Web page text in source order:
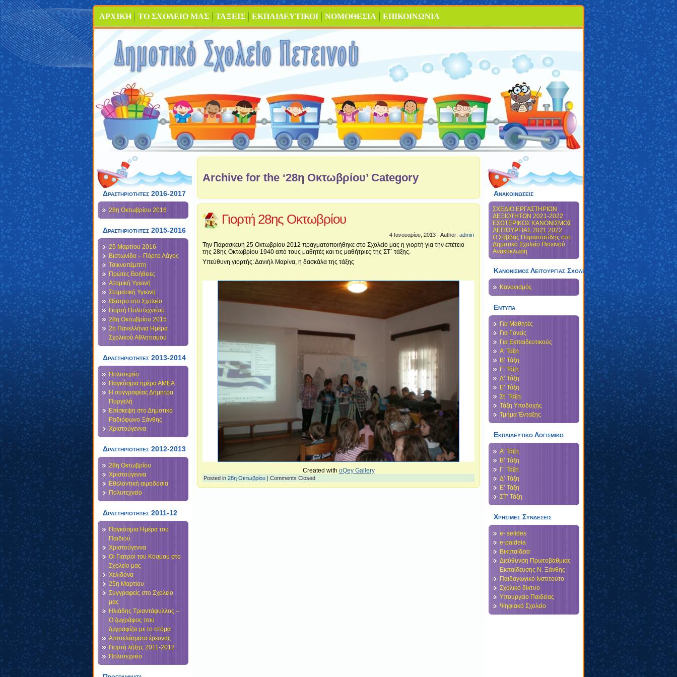
ΑΡΧΙΚΗ ΤΟ ΣΧΟΛΕΙΟ ΜΑΣ ΤΑΞΕΙΣ ΕΚΠΑΙΔΕΥΤΙΚΟΙ ΝΟΜΟΘΕΣΙΑ ΕΠΙΚΟΙΝΩΝΙΑ
Δραστηριότητες 2016-2017
28η Οκτωβρίου 2016
Δραστηριότητες 2015-2016
25 Μαρτίου 2016
Βιστωνίδα – Πόρτο Λάγος
Τσικνοπέμπτη
Πρώτες Βοήθειες
Ατομική Υγιεινή
Στοματική Υγιεινή
Θέατρο στο Σχολείο
Γιορτή Πολυτεχνείου
28η Οκτωβρίου 2015
2η Πανελλήνια Ημέρα
Σχολικού Αθλητισμού
Δραστηριότητες 2013-2014
Πολυτεχείο
Παγκόσμια ημέρα ΑΜΕΑ
Η συγγραφέας Δήμητρα
Πυργελή
Επίσκεψη στο Δημοτικό
Ραδιόφωνο Ξάνθης
Χριστούγεννα
Δραστηριοτητες 2012-2013
28η Οκτωβρίου
Χριστούγεννα
Εθελοντική αιμοδοσία
Πολυτεχνείο
Δραστηριοτητες 2011-12
Παγκόσμια Ημέρα του
Παιδιού
Χριστούγεννα
Οι Γιατροί του Κόσμου στο
Σχολείο μας
Χελιδόνα
25η Μαρτίου
Συγγραφείς στο Σχολείο
μας
Ηλιάδης Τριαντάφυλλος –
Ο ζωγράφος που
ζωγραφίζει με το στόμα
Αποτελέσματα έρευνας
Γιορτή λήξης 2011-2012
Πολυτεχνείο
Archive for the ‘28η Οκτωβρίου’ Category
Γιορτή 28ης Οκτωβρίου
4 Ιανουαρίου, 2013 | Author: admin
Την Παρασκευή 25 Οκτωβρίου 2012 πραγματοποιήθηκε στο Σχολείο μας η γιορτή για την επέτειο
της 28ης Οκτωβρίου 1940 από τους μαθητές και τις μαθήτριες της ΣΤ΄ τάξης.
Υπεύθυνη γιορτής: Δανιήλ Μαρίνα, η δασκάλα της τάξης
Created with oQey Gallery
Posted in 28η Οκτωβρίου | Comments Closed
Ανακοινωσεις
ΣΧΕΔΙΟ ΕΡΓΑΣΤΗΡΙΩΝ
ΔΕΞΙΟΤΗΤΩΝ 2021-2022
ΕΣΩΤΕΡΙΚΟΣ ΚΑΝΟΝΙΣΜΟΣ
ΛΕΙΤΟΥΡΓΙΑΣ 2021 2022
Ο Σάββας Παραστατίδης στο
Δημοτικό Σχολείο Πετεινού
Ανακύκλωση
Κανονισμός Λειτουργίας Σχολείου
Κανονισμός
Εντυπα
Για Μαθητές
Για Γονείς
Για Εκπαιδευτικούς
Α’ Τάξη
Β’ Τάξη
Γ’ Τάξη
Δ’ Τάξη
Ε’ Τάξη
Στ’ Τάξη
Τάξη Υποδοχής
Τμήμα Ένταξης
Εκπαιδευτικο Λογισμικο
Α’ Τάξη
Β’ Τάξη
Γ’ Τάξη
Δ’ Τάξη
Ε’ Τάξη
ΣΤ’ Τάξη
Χρησιμες Συνδεσεις
e- selides
e-paideia
Βικιπαίδεια
Διεύθυνση Πρωτοβάθμιας
Εκπαίδευσης Ν. Ξάνθης
Παιδαγωγικό Ινστιτούτο
Σχολικό δίκτυο
Υπουργείο Παιδείας
Ψηφιακό Σχολείο